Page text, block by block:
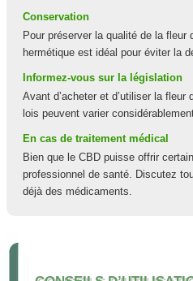
Conservation
Pour préserver la qualité de la
hermétique est idéal pour éviter la
Informez-vous sur la législation
Avant d’acheter et d’utiliser la
lois peuvent varier
En cas de traitement médical
Bien que le CBD puisse offrir
professionnel de santé. Discutez
déjà des médicaments.